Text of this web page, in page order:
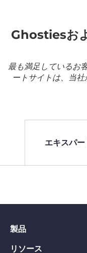
Ghostiesお
最も満足しているお
ートサイトは、当
エキスパー
製品
PC向けVPN
リソース